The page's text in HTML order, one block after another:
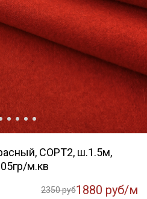
СОРТ2, ш.1.5м,
м.кв
2350 руб1880 руб/м